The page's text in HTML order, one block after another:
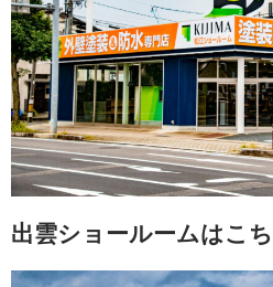
出雲ショールームはこ